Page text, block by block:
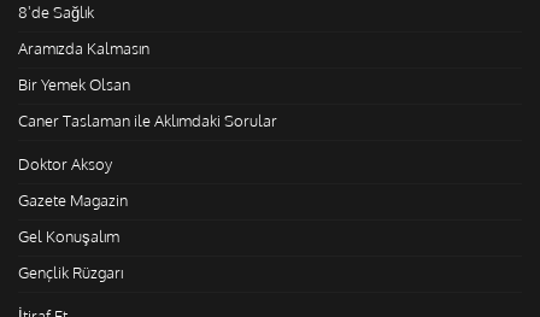
8'de Sağlık
Aramızda Kalmasın
Bir Yemek Olsan
Caner Taslaman ile Aklımdaki Sorular
Doktor Aksoy
Gazete Magazin
Gel Konuşalım
Gençlik Rüzgarı